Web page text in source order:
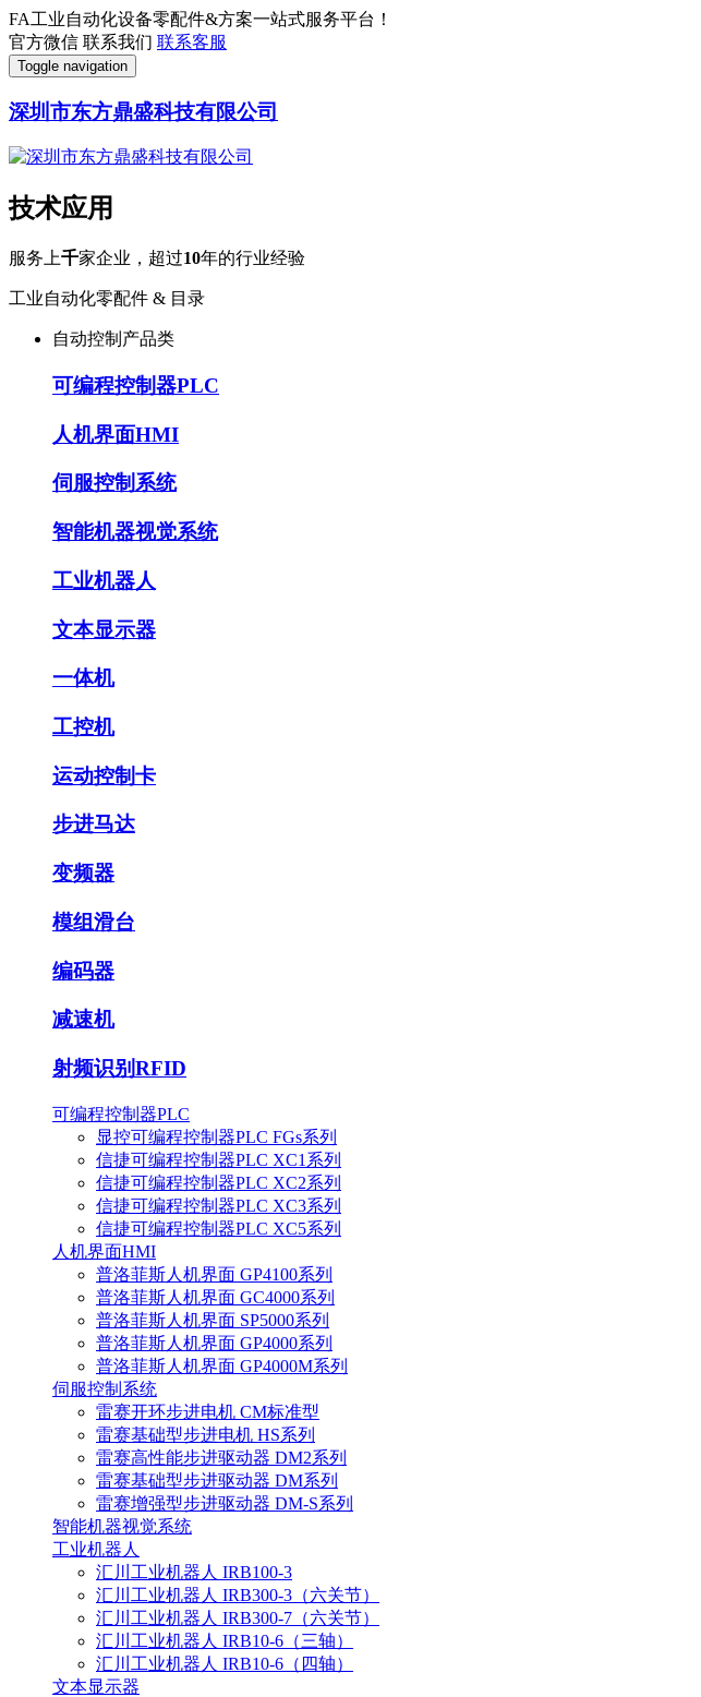
FA工业自动化设备零配件&方案一站式服务平台！
官方微信 联系我们 联系客服
Toggle navigation
深圳市东方鼎盛科技有限公司
技术应用
服务上千家企业，超过10年的行业经验
工业自动化零配件 & 目录
自动控制产品类
可编程控制器PLC
人机界面HMI
伺服控制系统
智能机器视觉系统
工业机器人
文本显示器
一体机
工控机
运动控制卡
步进马达
变频器
模组滑台
编码器
减速机
射频识别RFID
可编程控制器PLC
显控可编程控制器PLC FGs系列
信捷可编程控制器PLC XC1系列
信捷可编程控制器PLC XC2系列
信捷可编程控制器PLC XC3系列
信捷可编程控制器PLC XC5系列
人机界面HMI
普洛菲斯人机界面 GP4100系列
普洛菲斯人机界面 GC4000系列
普洛菲斯人机界面 SP5000系列
普洛菲斯人机界面 GP4000系列
普洛菲斯人机界面 GP4000M系列
伺服控制系统
雷赛开环步进电机 CM标准型
雷赛基础型步进电机 HS系列
雷赛高性能步进驱动器 DM2系列
雷赛基础型步进驱动器 DM系列
雷赛增强型步进驱动器 DM-S系列
智能机器视觉系统
工业机器人
汇川工业机器人 IRB100-3
汇川工业机器人 IRB300-3（六关节）
汇川工业机器人 IRB300-7（六关节）
汇川工业机器人 IRB10-6（三轴）
汇川工业机器人 IRB10-6（四轴）
文本显示器